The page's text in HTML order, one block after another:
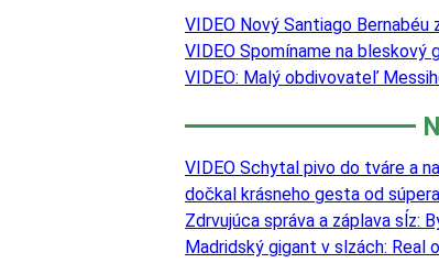
VIDEO Nový Santiago
VIDEO Spomíname na bleskový
VIDEO: Malý obdivovateľ
VIDEO Schytal pivo do tváre a
dočkal krásneho gesta od súpera
Zdrvujúca správa a záplava sĺz:
Madridský gigant v slzách: Real